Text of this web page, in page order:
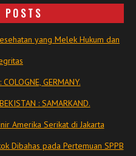
POSTS
yang Melek Hukum dan
GERMANY.
: SAMARKAND.
Amerika Serikat di Jakarta
Dibahas pada Pertemuan SPPB